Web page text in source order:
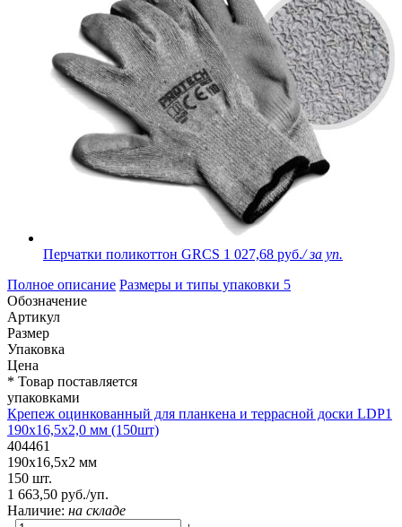
Перчатки поликоттон GRCS 1 027,68 руб./ за уп.
Полное описание Размеры и типы упаковки 5
Обозначение
Артикул
Размер
Упаковка
Цена
* Товар поставляется
упаковками
Крепеж оцинкованный для планкена и террасной доски LDP1
190х16,5х2,0 мм (150шт)
404461
190х16,5х2 мм
150 шт.
1 663,50 руб./уп.
Наличие: на складе